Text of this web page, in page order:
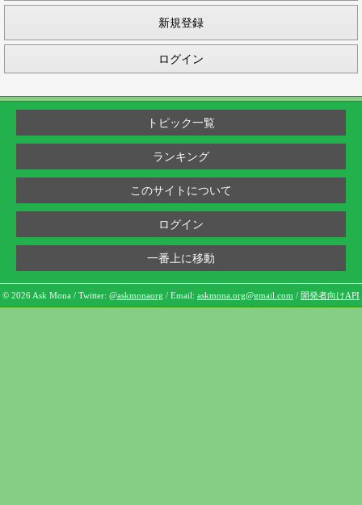
新規登録
ログイン
トピック一覧
ランキング
このサイトについて
ログイン
一番上に移動
© 2026 Ask Mona / Twitter: @askmonaorg / Email: askmona.org@gmail.com / 開発者向けAPI